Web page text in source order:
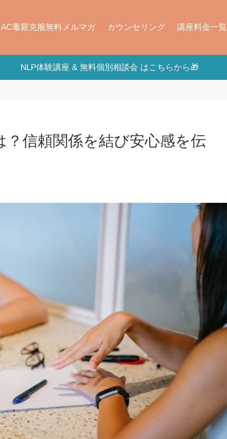
AC毒親克服無料メルマガ カウンセリング 講座料金一覧
NLP体験講座 & 無料個別相談会 はこちらから🎁
信頼関係を結び安心感を伝